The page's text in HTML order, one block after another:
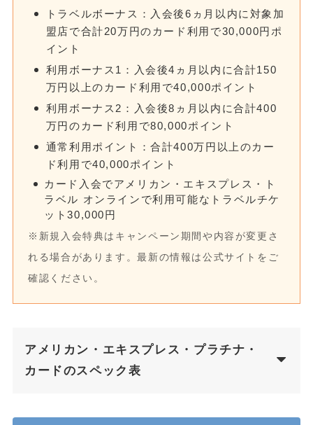
トラベルボーナス：入会後6ヵ月以内に対象加
盟店で合計20万円のカード利用で30,000円ポ
イント
利用ボーナス1：入会後4ヵ月以内に合計150
万円以上のカード利用で40,000ポイント
利用ボーナス2：入会後8ヵ月以内に合計400
万円のカード利用で80,000ポイント
通常利用ポイント：合計400万円以上のカー
ド利用で40,000ポイント
カード入会でアメリカン・エキスプレス・ト
ラベル オンラインで利用可能なトラベルチケ
ット30,000円
※新規入会特典はキャンペーン期間や内容が変更さ
れる場合があります。最新の情報は公式サイトをご
確認ください。
アメリカン・エキスプレス・プラチナ・
カードのスペック表